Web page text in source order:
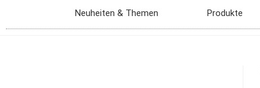
Neuheiten & Themen Produkte